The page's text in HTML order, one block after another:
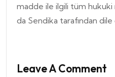
madde ile ilgili tüm hukuki
da Sendika tarafından dile
Leave A Comment